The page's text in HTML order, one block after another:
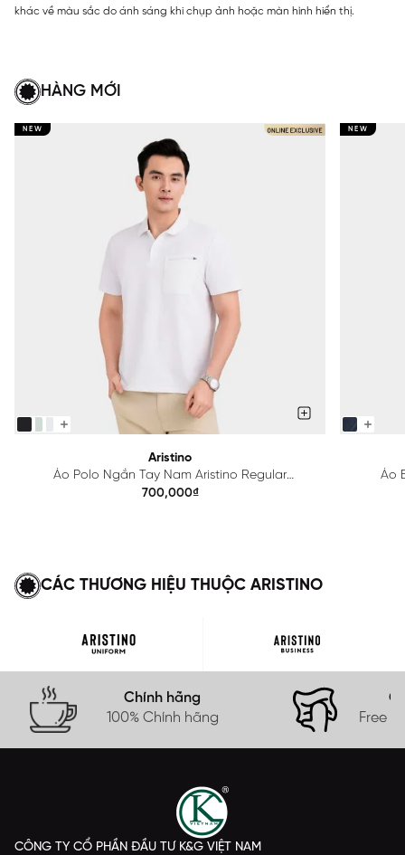
khác về màu sắc do ánh sáng khi chụp ảnh hoặc màn hình hiển thị.
HÀNG MỚI
NEW
Aristino
Áo Polo Ngắn Tay Nam Aristino Regular
APS615EDP01
700,000₫
NEW
Áo
CÁC THƯƠNG HIỆU THUỘC ARISTINO
Chính hãng
100% Chính hãng
Free
CÔNG TY CỔ PHẦN ĐẦU TƯ K&G VIỆT NAM